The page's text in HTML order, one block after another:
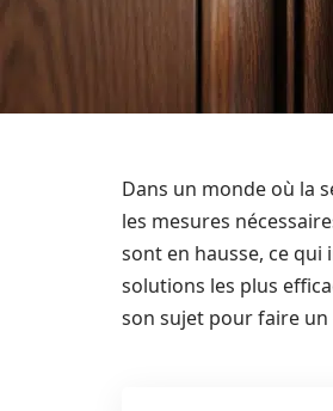
Dans un monde où la
les mesures
sont en hausse, ce
solutions les plus
son sujet pour faire un